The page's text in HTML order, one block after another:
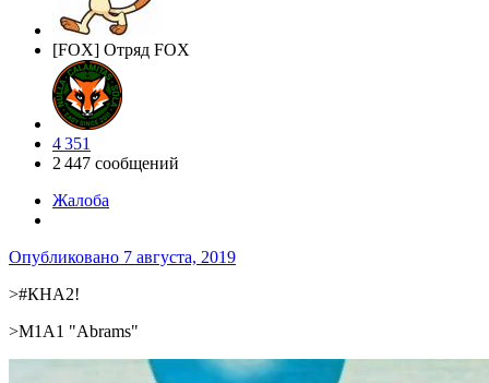
[FOX] Отряд FOX
4 351
2 447 сообщений
Жалоба
Опубликовано 7 августа, 2019
>#КНА2!
>M1A1 "Abrams"